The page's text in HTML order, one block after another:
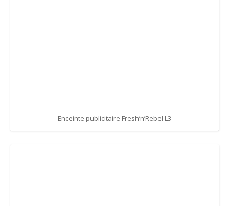
Enceinte publicitaire Fresh’n’Rebel L3